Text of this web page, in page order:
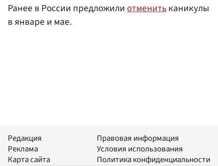
Ранее в России предложилиотменитьканикулы
в январе и мае.
Редакция
Реклама
Карта сайта
Правовая информация
Условия использования
Политика конфиденциальности